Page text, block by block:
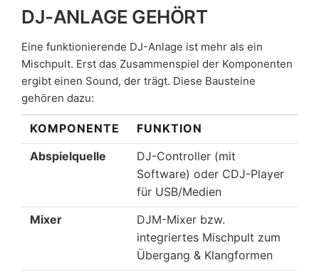
DJ-ANLAGE GEHÖRT
Eine funktionierende DJ-Anlage ist mehr als ein
Mischpult. Erst das Zusammenspiel der Komponenten
ergibt einen Sound, der trägt. Diese Bausteine
gehören dazu:
KOMPONENTE
FUNKTION
Abspielquelle
DJ-Controller (mit
Software) oder CDJ-Player
für USB/Medien
Mixer
DJM-Mixer bzw.
integriertes Mischpult zum
Übergang & Klangformen